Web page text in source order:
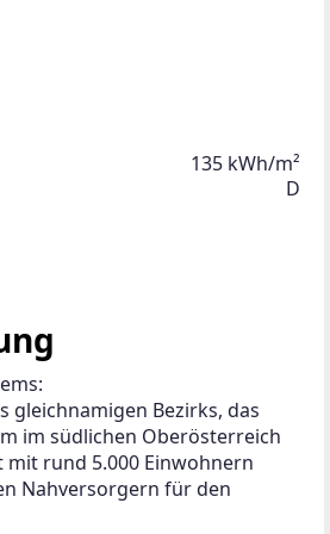
135 kWh/m²
D
gleichnamigen Bezirks, das
im südlichen Oberösterreich
mit rund 5.000 Einwohnern
Nahversorgern für den